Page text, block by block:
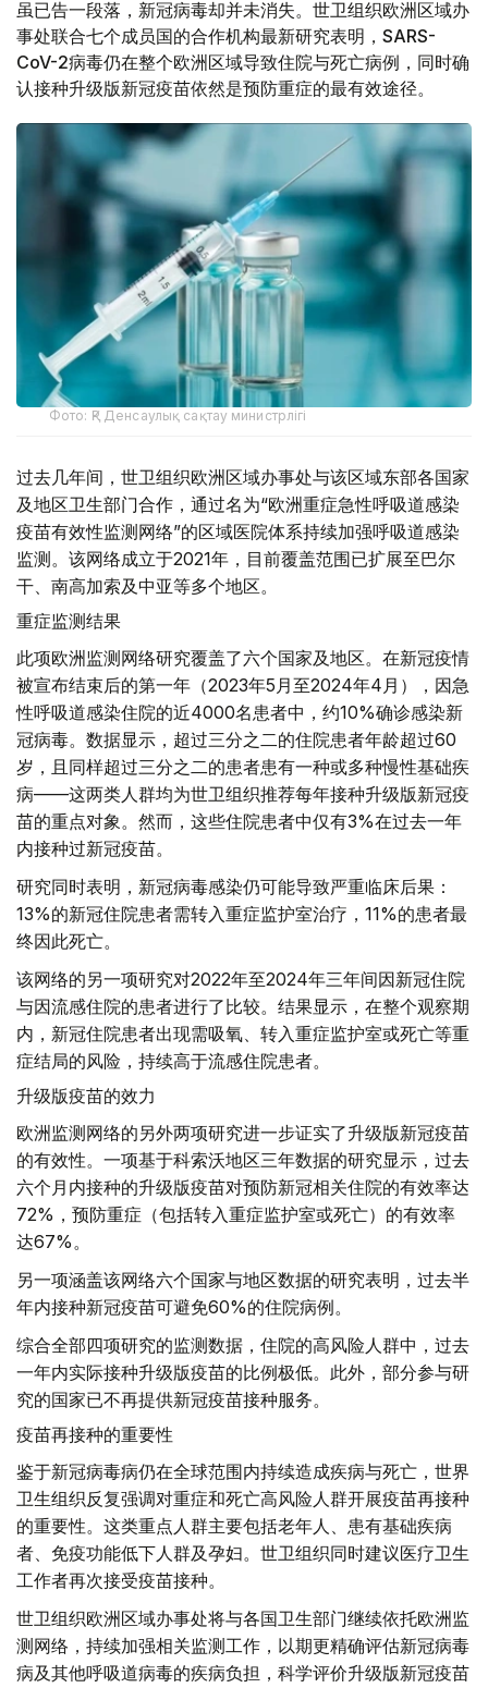
虽已告一段落，新冠病毒却并未消失。世卫组织欧洲区域办
事处联合七个成员国的合作机构最新研究表明，SARS-
CoV-2病毒仍在整个欧洲区域导致住院与死亡病例，同时确
认接种升级版新冠疫苗依然是预防重症的最有效途径。
Фото: ҚР Денсаулық сақтау министрлігі
过去几年间，世卫组织欧洲区域办事处与该区域东部各国家
及地区卫生部门合作，通过名为“欧洲重症急性呼吸道感染
疫苗有效性监测网络”的区域医院体系持续加强呼吸道感染
监测。该网络成立于2021年，目前覆盖范围已扩展至巴尔
干、南高加索及中亚等多个地区。
重症监测结果
此项欧洲监测网络研究覆盖了六个国家及地区。在新冠疫情
被宣布结束后的第一年（2023年5月至2024年4月），因急
性呼吸道感染住院的近4000名患者中，约10%确诊感染新
冠病毒。数据显示，超过三分之二的住院患者年龄超过60
岁，且同样超过三分之二的患者患有一种或多种慢性基础疾
病——这两类人群均为世卫组织推荐每年接种升级版新冠疫
苗的重点对象。然而，这些住院患者中仅有3%在过去一年
内接种过新冠疫苗。
研究同时表明，新冠病毒感染仍可能导致严重临床后果：
13%的新冠住院患者需转入重症监护室治疗，11%的患者最
终因此死亡。
该网络的另一项研究对2022年至2024年三年间因新冠住院
与因流感住院的患者进行了比较。结果显示，在整个观察期
内，新冠住院患者出现需吸氧、转入重症监护室或死亡等重
症结局的风险，持续高于流感住院患者。
升级版疫苗的效力
欧洲监测网络的另外两项研究进一步证实了升级版新冠疫苗
的有效性。一项基于科索沃地区三年数据的研究显示，过去
六个月内接种的升级版疫苗对预防新冠相关住院的有效率达
72%，预防重症（包括转入重症监护室或死亡）的有效率
达67%。
另一项涵盖该网络六个国家与地区数据的研究表明，过去半
年内接种新冠疫苗可避免60%的住院病例。
综合全部四项研究的监测数据，住院的高风险人群中，过去
一年内实际接种升级版疫苗的比例极低。此外，部分参与研
究的国家已不再提供新冠疫苗接种服务。
疫苗再接种的重要性
鉴于新冠病毒病仍在全球范围内持续造成疾病与死亡，世界
卫生组织反复强调对重症和死亡高风险人群开展疫苗再接种
的重要性。这类重点人群主要包括老年人、患有基础疾病
者、免疫功能低下人群及孕妇。世卫组织同时建议医疗卫生
工作者再次接受疫苗接种。
世卫组织欧洲区域办事处将与各国卫生部门继续依托欧洲监
测网络，持续加强相关监测工作，以期更精确评估新冠病毒
病及其他呼吸道病毒的疾病负担，科学评价升级版新冠疫苗